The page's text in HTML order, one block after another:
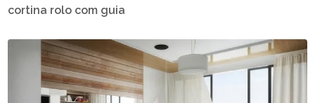
cortina rolo com guia